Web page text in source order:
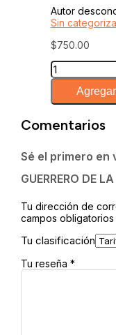
Autor
Sin
$750.00
MANUAL
DEL
GUERRERO
DE
LUZ
Agregar
Comentarios
Sé el primero en
GUERRERO DE
Tu dirección de
campos
Tu clasificación
Tu reseña *